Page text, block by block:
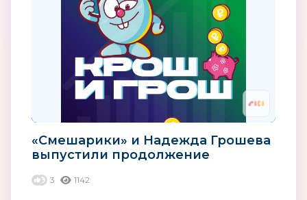
«Смешарики» и Надежда Грошева
выпустили продолжение
3 1142